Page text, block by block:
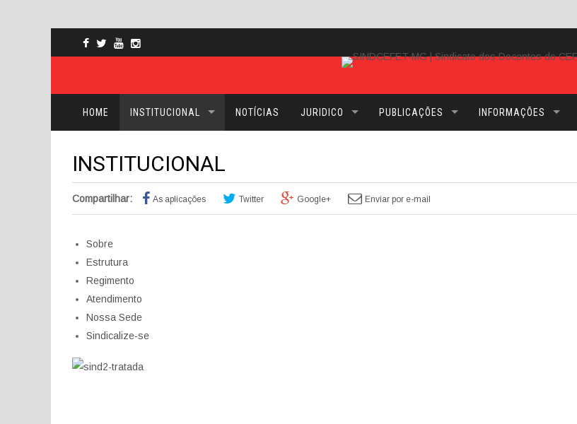
HOME INSTITUCIONAL NOTÍCIAS JURIDICO PUBLICAÇÕES INFORMAÇÕES
INSTITUCIONAL
Compartilhar: As aplicações Twitter Google+ Enviar por e-mail
Sobre
Estrutura
Regimento
Atendimento
Nossa Sede
Sindicalize-se